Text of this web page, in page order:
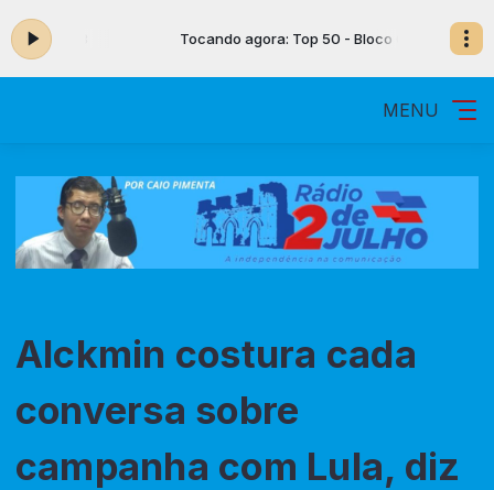
03 Tocando agora: Top 50 - Bloco 03
MENU
Alckmin costura cada
conversa sobre
campanha com Lula, diz